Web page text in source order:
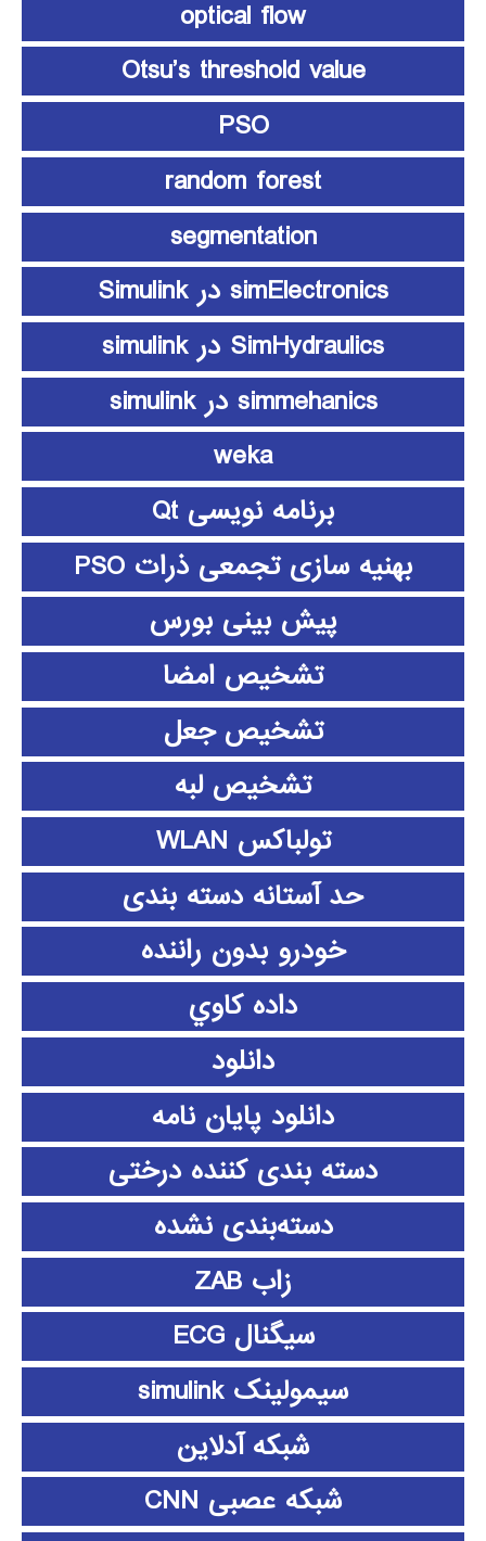
optical flow
Otsu’s threshold value
PSO
random forest
segmentation
simElectronics در Simulink
SimHydraulics در simulink
simmehanics در simulink
weka
برنامه نویسی Qt
بهنیه سازی تجمعی ذرات PSO
پیش بینی بورس
تشخیص امضا
تشخیص جعل
تشخیص لبه
تولباکس WLAN
حد آستانه دسته بندی
خودرو بدون راننده
داده كاوي
دانلود
دانلود پايان نامه
دسته بندی کننده درختی
دسته‌بندی نشده
زاب ZAB
سیگنال ECG
سیمولینک simulink
شبکه آدلاین
شبکه عصبی CNN